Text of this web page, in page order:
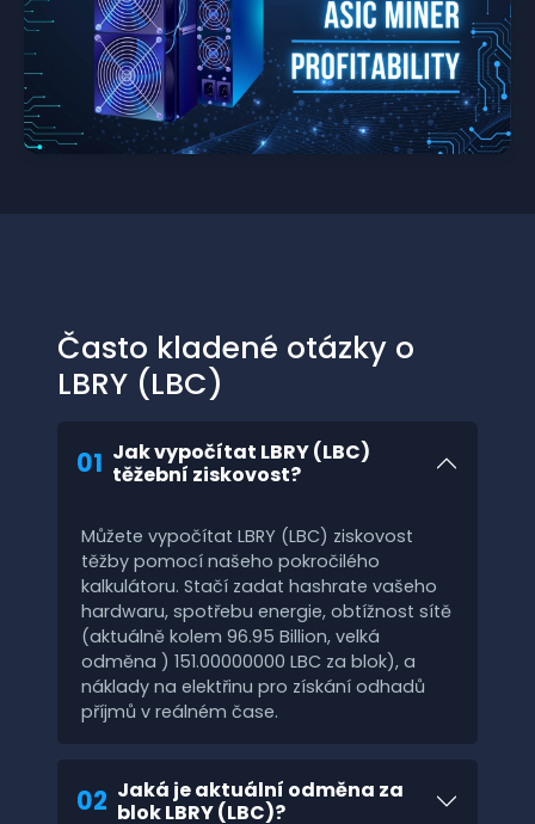
Často kladené otázky o
LBRY (LBC)
01 Jak vypočítat LBRY (LBC)
těžební ziskovost?
Můžete vypočítat LBRY (LBC) ziskovost
těžby pomocí našeho pokročilého
kalkulátoru. Stačí zadat hashrate vašeho
hardwaru, spotřebu energie, obtížnost sítě
(aktuálně kolem 96.95 Billion, velká
odměna ) 151.00000000 LBC za blok), a
náklady na elektřinu pro získání odhadů
příjmů v reálném čase.
02 Jaká je aktuální odměna za
blok LBRY (LBC)?